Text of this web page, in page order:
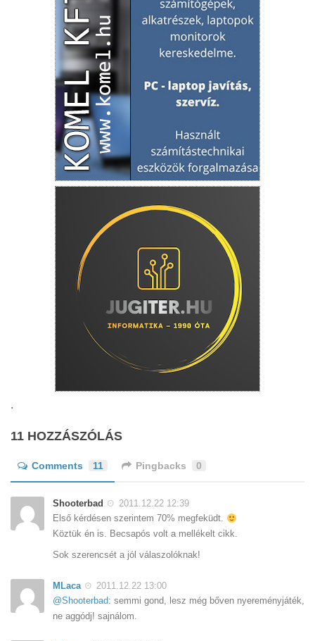
.
11 HOZZÁSZÓLÁS
Comments 11 Pingbacks 0
Shooterbad
2011.12.22 12:39
Első kérdésen szerintem 70% megfeküdt.
Köztük én is. Becsapós volt a mellékelt cikk.
Sok szerencsét a jól válaszolóknak!
MLaca
2011.12.22 13:00
@Shooterbad: semmi gond, lesz még bőven nyereményjáték,
ne aggódj! sajnálom.